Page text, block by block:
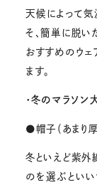
天候によって気
そ、簡単に脱い
おすすめのウェ
ます。
・冬のマラソン
●帽子（あまり
冬といえど紫外
のを選ぶといい